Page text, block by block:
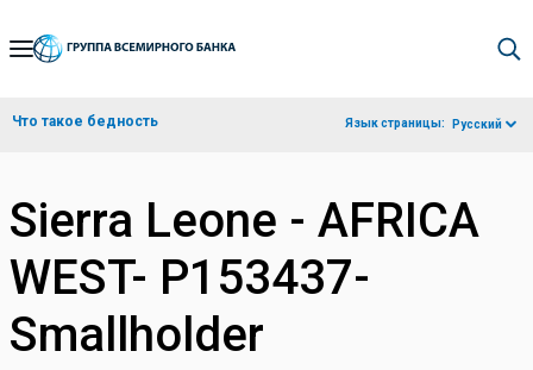
Skip
Navigation
Что такое бедность Язык страницы: Русский
Sierra Leone - AFRICA
WEST- P153437-
Smallholder